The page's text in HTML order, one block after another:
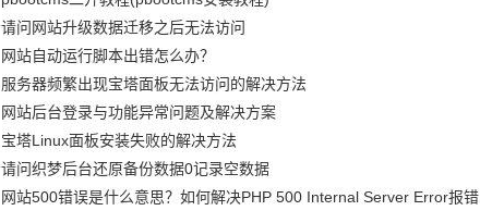
请问网站升级数据迁移之后无法访问
网站自动运行脚本出错怎么办？
服务器频繁出现宝塔面板无法访问的解决方法
网站后台登录与功能异常问题及解决方案
宝塔Linux面板安装失败的解决方法
请问织梦后台还原备份数据0记录空数据
网站500错误是什么意思？如何解决PHP 500 Internal Server Error报错